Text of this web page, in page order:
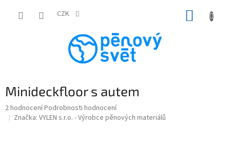
CZK
Minideckfloor s autem
Průměrné
hodnocení
2 hodnoceníPodrobnosti hodnocení
Značka: VYLEN s.r.o. - Výrobce pěnových materiálů